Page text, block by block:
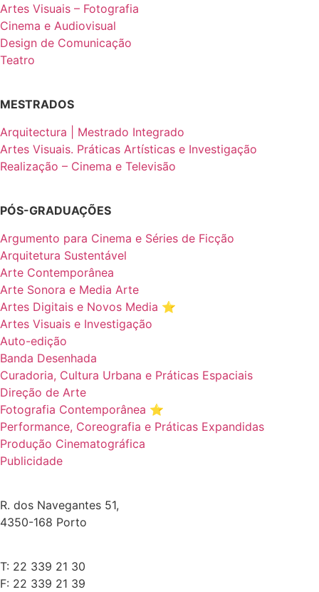
Artes Visuais – Fotografia
Cinema e Audiovisual
Design de Comunicação
Teatro
MESTRADOS
Arquitectura | Mestrado Integrado
Artes Visuais. Práticas Artísticas e Investigação
Realização – Cinema e Televisão
PÓS-GRADUAÇÕES
Argumento para Cinema e Séries de Ficção
Arquitetura Sustentável
Arte Contemporânea
Arte Sonora e Media Arte
Artes Digitais e Novos Media ⭐️
Artes Visuais e Investigação
Auto-edição
Banda Desenhada
Curadoria, Cultura Urbana e Práticas Espaciais
Direção de Arte
Fotografia Contemporânea ⭐️
Performance, Coreografia e Práticas Expandidas
Produção Cinematográfica
Publicidade
R. dos Navegantes 51,
4350-168 Porto
T: 22 339 21 30
F: 22 339 21 39